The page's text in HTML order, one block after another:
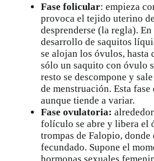
Fase folicular: empieza
provoca el tejido uterino
desprenderse (la regla).
desarrollo de saquitos
se alojan los óvulos, hasta
sólo un saquito con óvulo
resto se descompone y
de menstruación. Esta
aunque tiende a variar.
Fase ovulatoria:
folículo se abre y libera el
trompas de Falopio, donde
fecundado. Supone el
hormonas sexuales